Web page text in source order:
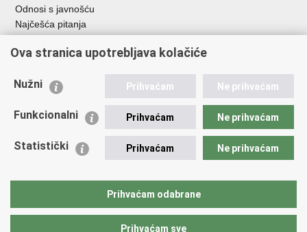
Odnosi s javnošću
Najčešća pitanja
Važne poveznice
EMN Nacionalna kontaktna točka za Republiku Hrvatsku
Policijska akademija
Zaklada policijske solidarnosti
Sindikati
Ova stranica upotrebljava kolačiće
Nužni Prihvaćam Ne prihvaćam
Funkcionalni Prihvaćam Ne prihvaćam
Statistički Prihvaćam Ne prihvaćam
Prihvaćam odabrane
Prihvaćam sve